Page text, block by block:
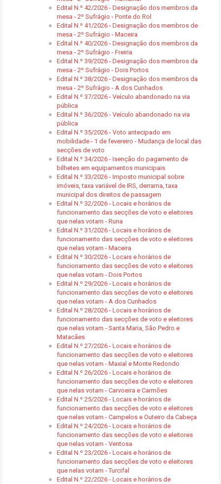
Edital N.º 42/2026 - Designação dos membros da
mesa - 2º Sufrágio - Ponte do Rol
Edital N.º 41/2026 - Designação dos membros de
mesa - 2º Sufrágio - Maceira
Edital N.º 40/2026 - Designação dos membros da
mesa - 2º Sufrágio - Freiria
Edital N.º 39/2026 - Designação dos membros da
mesa - 2º Sufrágio - Dois Portos
Edital N.º 38/2026 - Designação dos membros da
mesa - 2º Sufrágio - A dos Cunhados
Edital N.º 37/2026 - Veículo abandonado na via
pública
Edital N.º 36/2026 - Veículo abandonado na via
pública
Edital N.º 35/2026 - Voto antecipado em
mobilidade - 1 de fevereiro - Mudança de local das
secções de voto
Edital N.º 34/2026 - Isenção do pagamento de
bilhetes em equipamentos municipais
Edital N.º 33/2026 - Imposto municipal sobre
imóveis, taxa variável de IRS, derrama, taxa
municipal dos direitos de passagem
Edital N.º 32/2026 - Locais e horários de
funcionamento das secções de voto e eleitores
que nelas votam - Runa
Edital N.º 31/2026 - Locais e horários de
funcionamento das secções de voto e eleitores
que nelas votam - Maceira
Edital N.º 30/2026 - Locais e horários de
funcionamento das secções de voto e eleitores
que nelas votam - Dois Portos
Edital N.º 29/2026 - Locais e horários de
funcionamento das secções de voto e eleitores
que nelas votam - A dos Cunhados
Edital N.º 28/2026 - Locais e horários de
funcionamento das secções de voto e eleitores
que nelas votam - Santa Maria, São Pedro e
Matacães
Edital N.º 27/2026 - Locais e horários de
funcionamento das secções de voto e eleitores
que nelas votam - Maxial e Monte Redondo
Edital N.º 26/2026 - Locais e horários de
funcionamento das secções de voto e eleitores
que nelas votam - Carvoeira e Carmões
Edital N.º 25/2026 - Locais e horários de
funcionamento das secções de voto e eleitores
que nelas votam - Campelos e Outeiro da Cabeça
Edital N.º 24/2026 - Locais e horários de
funcionamento das secções de voto e eleitores
que nelas votam - Ventosa
Edital N.º 23/2026 - Locais e horários de
funcionamento das secções de voto e eleitores
que nelas votam - Turcifal
Edital N.º 22/2026 - Locais e horários de